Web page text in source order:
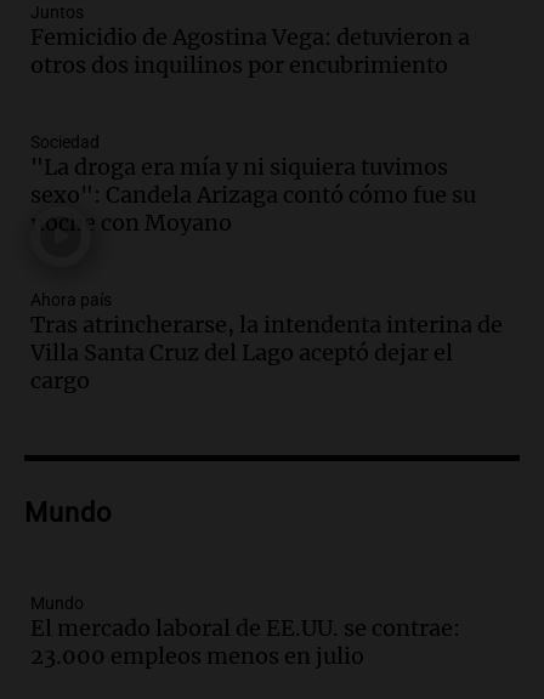
Panorama Federal
Episodios
Audio.La calidad del empleo en
en un contexto de crisis económica
Panorama Federal
Episodios
Audio. Audiencia por tragedia vial en
Panorama Federal
Episodios
Audio.Solicitan quiebra de Lebron
Group en medio de una investigación
Audio.
Episodios
Audio.El alzobispo García Cueva llama a
Juntos
Femicidio de Agostina Vega: detuvieron a
otros dos inquilinos por encubrimiento
Sociedad
"La droga era mía y ni siquiera tuvimos
sexo": Candela Arizaga contó cómo fue su
noche con Moyano
Ahora país
Tras atrincherarse, la intendenta interina de
Villa Santa Cruz del Lago aceptó dejar el
cargo
Mundo
Mundo
El mercado laboral de EE.UU. se contrae:
23.000 empleos menos en julio